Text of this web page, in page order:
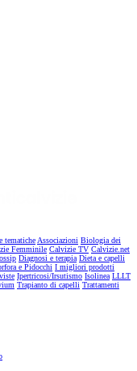
tematicheAssociazioni Biologia dei
Femminile Calvizie TV Calvizie.net
Diagnosi e terapia Dieta e capelli
e Pidocchi I migliori prodotti
Ipertricosi/Irsutismo Isolinea LLLT
Trapianto di capelli Trattamenti